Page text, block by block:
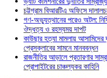
চট্টগ্রাম বিআরটিএ অফিসে
গণ-অভ্যুত্থানের পরেও অটল:
ঔদ্ধত্য ও রহস্যময় দাপট
কাউছার হত্যা মামলায় আসামিদের
প্রেসক্লাবের সামনে মানববন্ধন
রাজনীতির আড়ালে প্রতারণার
প্রোপাইটরের চাঞ্চল্যকর কাহিনি